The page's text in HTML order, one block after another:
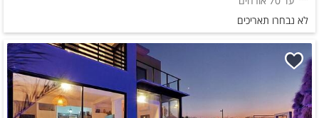
לא נבחרו תאריכים